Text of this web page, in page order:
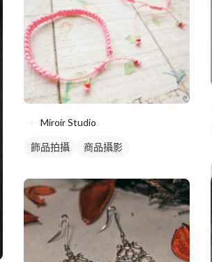
Miroir Studio
飾品拍攝 商品攝影